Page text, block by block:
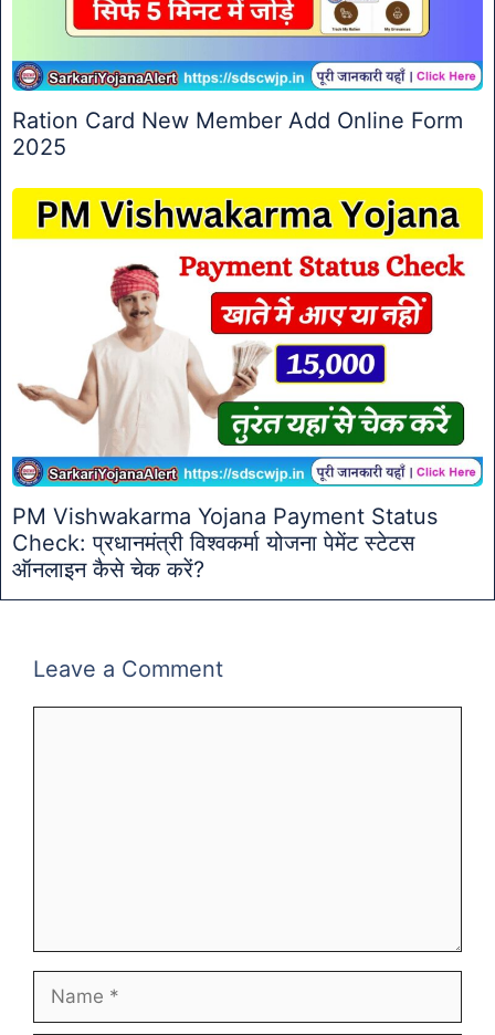
Ration Card New Member Add Online Form
2025
PM Vishwakarma Yojana Payment Status
Check: प्रधानमंत्री विश्वकर्मा योजना पेमेंट स्टेटस
ऑनलाइन कैसे चेक करें?
Leave a Comment